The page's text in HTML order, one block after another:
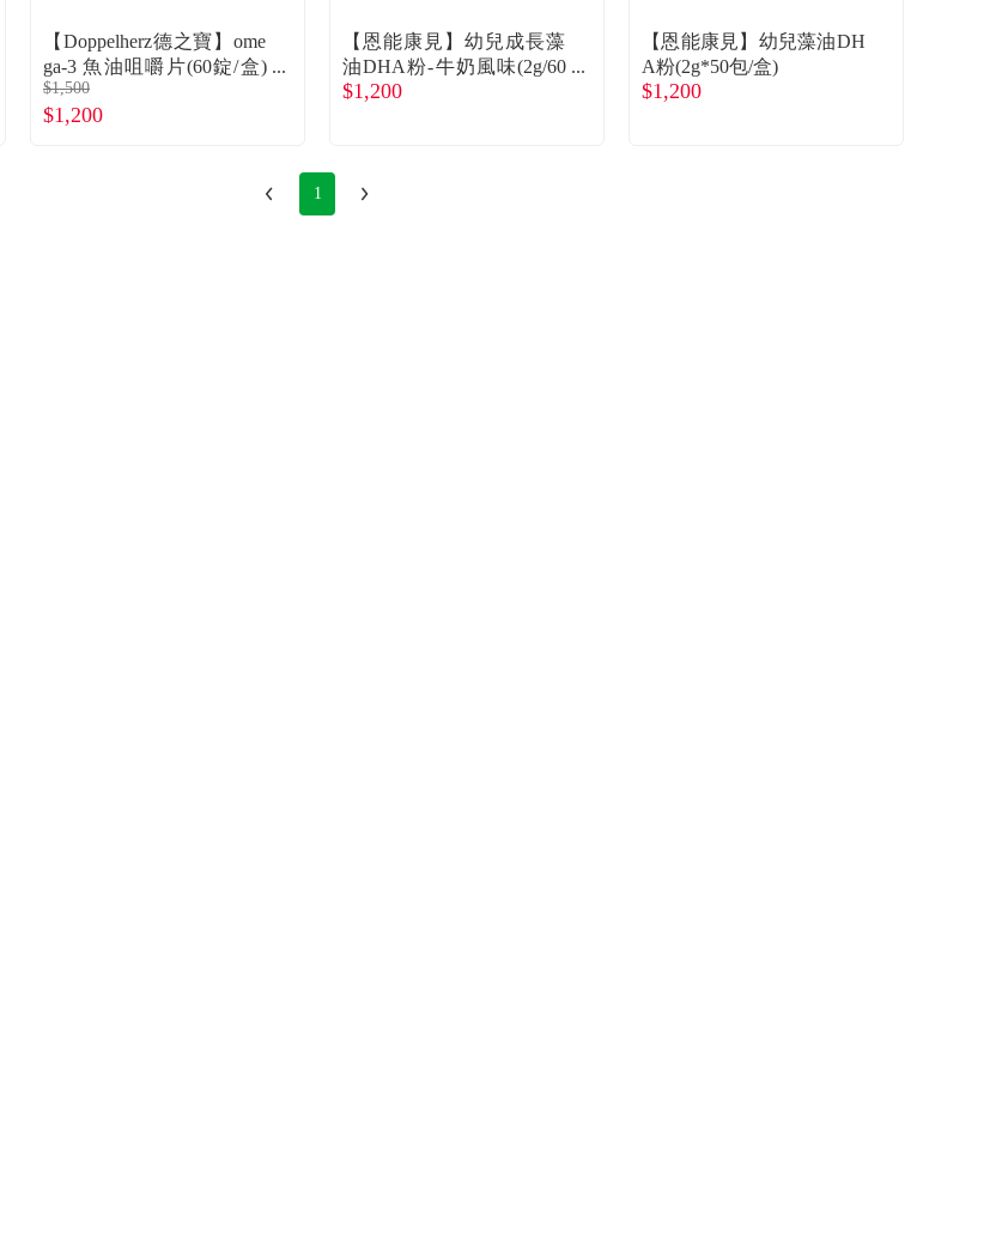
【Doppelherz德之寶】ome
ga-3 魚油咀嚼片(60錠/盒)
檸檬味
$1,500
$1,200
【恩能康見】幼兒成長藻
油DHA粉-牛奶風味(2g/60
包)
$1,200
【恩能康見】幼兒藻油DH
A粉(2g*50包/盒)
$1,200
1